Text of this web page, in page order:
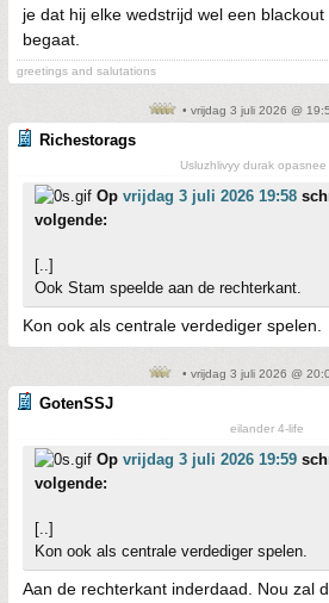
je dat hij elke wedstrijd wel een
begaat.
greetings and salutations
• vrijdag 3 juli 2026 @
Richestorags
Usluzhlivyy durak opasnee
Op vrijdag 3 juli 2026 19:58
volgende:
[..]
Ook Stam speelde aan de rechterkant.
Kon ook als centrale verdediger spelen.
• vrijdag 3 juli 2026 @
GotenSSJ
eilander 4-life
Op vrijdag 3 juli 2026 19:59
volgende:
[..]
Kon ook als centrale verdediger spelen.
Aan de rechterkant inderdaad. Nou zal